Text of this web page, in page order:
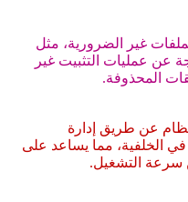
غير الضرورية، مثل
عن عمليات التثبيت غير
المحذوفة.
عن طريق إدارة
في الخلفية، مما يساعد على
سرعة التشغيل.